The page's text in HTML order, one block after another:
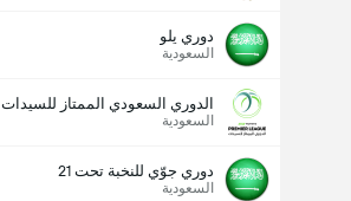
دوري يلو
السعودية
الدوري السعودي الممتاز للسيدات
السعودية
دوري جوّي للنخبة تحت 21
السعودية